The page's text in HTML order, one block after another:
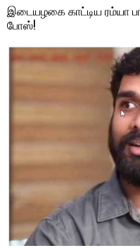
இடையழகை காட்டிய ரம்யா
போஸ்!